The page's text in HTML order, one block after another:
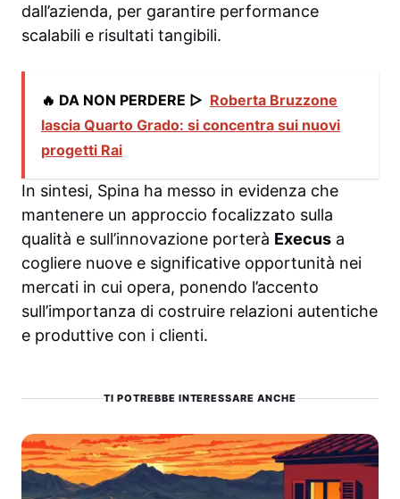
dall’azienda, per garantire performance
scalabili e risultati tangibili.
🔥 DA NON PERDERE ▷ Roberta Bruzzone
lascia Quarto Grado: si concentra sui nuovi
progetti Rai
In sintesi, Spina ha messo in evidenza che
mantenere un approccio focalizzato sulla
qualità e sull’innovazione porterà Execus a
cogliere nuove e significative opportunità nei
mercati in cui opera, ponendo l’accento
sull’importanza di costruire relazioni autentiche
e produttive con i clienti.
TI POTREBBE INTERESSARE ANCHE